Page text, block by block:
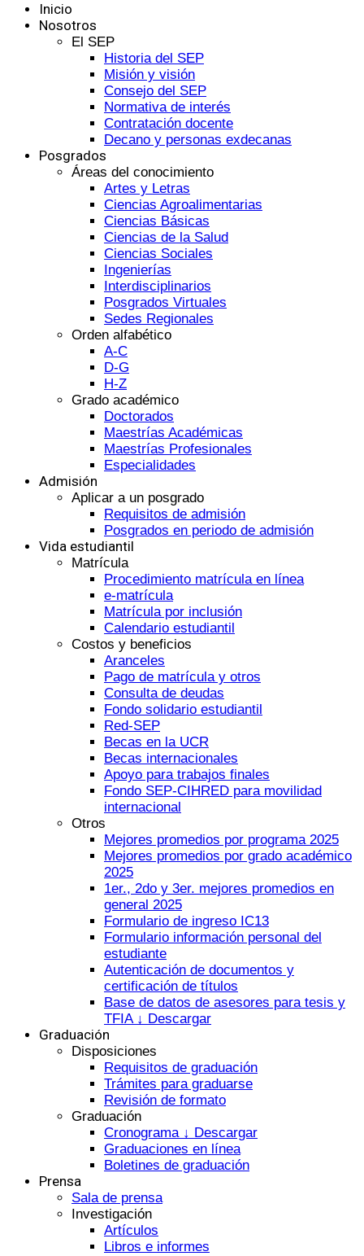
Inicio
Nosotros
El SEP
Historia del SEP
Misión y visión
Consejo del SEP
Normativa de interés
Contratación docente
Decano y personas exdecanas
Posgrados
Áreas del conocimiento
Artes y Letras
Ciencias Agroalimentarias
Ciencias Básicas
Ciencias de la Salud
Ciencias Sociales
Ingenierías
Interdisciplinarios
Posgrados Virtuales
Sedes Regionales
Orden alfabético
A-C
D-G
H-Z
Grado académico
Doctorados
Maestrías Académicas
Maestrías Profesionales
Especialidades
Admisión
Aplicar a un posgrado
Requisitos de admisión
Posgrados en periodo de admisión
Vida estudiantil
Matrícula
Procedimiento matrícula en línea
e-matrícula
Matrícula por inclusión
Calendario estudiantil
Costos y beneficios
Aranceles
Pago de matrícula y otros
Consulta de deudas
Fondo solidario estudiantil
Red-SEP
Becas en la UCR
Becas internacionales
Apoyo para trabajos finales
Fondo SEP-CIHRED para movilidad
internacional
Otros
Mejores promedios por programa 2025
Mejores promedios por grado académico
2025
1er., 2do y 3er. mejores promedios en
general 2025
Formulario de ingreso IC13
Formulario información personal del
estudiante
Autenticación de documentos y
certificación de títulos
Base de datos de asesores para tesis y
TFIA ↓ Descargar
Graduación
Disposiciones
Requisitos de graduación
Trámites para graduarse
Revisión de formato
Graduación
Cronograma ↓ Descargar
Graduaciones en línea
Boletines de graduación
Prensa
Sala de prensa
Investigación
Artículos
Libros e informes